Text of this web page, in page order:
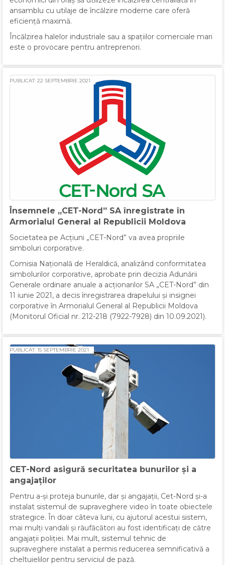
ansamblu cu utilaje de încălzire moderne care oferă
eficiență maximă.
Încălzirea halelor industriale sau a spațiilor comerciale mari
este o provocare pentru antreprenori.
Însemnele „CET-Nord” SA înregistrate în
Armorialul General al Republicii Moldova
PUBLICAT: 22 SEPTEMBRIE 2021
Societatea pe Acțiuni „CET-Nord” va avea propriile
simboluri corporative.
Comisia Națională de Heraldică, analizând conformitatea
simbolurilor corporative, aprobate prin decizia Adunării
Generale ordinare anuale a acționarilor SA „CET-Nord” din
11 iunie 2021, a decis înregistrarea drapelului și insignei
corporative în Armorialul General al Republicii Moldova
(Monitorul Oficial nr. 212-218 (7922-7928) din 10.09.2021).
CET-Nord asigură securitatea bunurilor și a
angajaților
PUBLICAT: 15 SEPTEMBRIE 2021
Pentru a-și proteja bunurile, dar și angajații, Cet-Nord și-a
instalat sistemul de supraveghere video în toate obiectele
strategice. În doar câteva luni, cu ajutorul acestui sistem,
mai mulți vandali și răufăcători au fost identificați de către
angajații poliției. Mai mult, sistemul tehnic de
supraveghere instalat a permis reducerea semnificativă a
cheltuielilor pentru serviciul de pază.